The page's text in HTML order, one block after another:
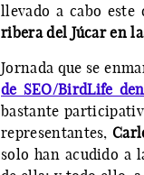
llevado a cabo
ribera del Júcar en
Jornada que se
de SEO/BirdLife
bastante
representantes,
solo han acudido a